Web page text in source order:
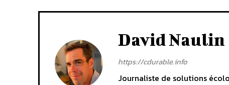
David Naulin
https://cdurable.info
Journaliste de solutions